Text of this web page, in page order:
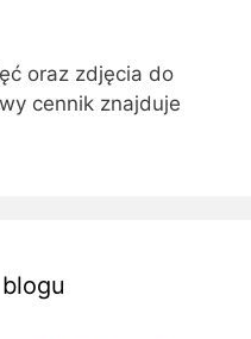
oraz zdjęcia do
cennik znajduje